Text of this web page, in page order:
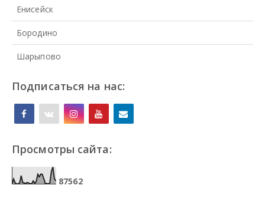
Енисейск
Бородино
Шарыпово
Подписаться на нас:
Просмотры сайта:
87562